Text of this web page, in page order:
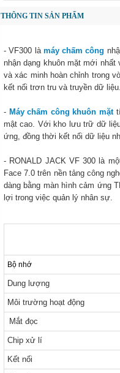
THÔNG TIN SẢN PHẨM
- VF300 là máy chấm công
nhận dạng khuôn mặt mới
và xác minh hoàn chỉnh trong
kết nối trơn tru và truyền dữ liệu.
- Máy chấm công khuôn mặt
mật cao. Với kho lưu trữ dữ
ứng, đồng thời kết nối dữ liệu
- RONALD JACK VF 300 là
Face 7.0 trên nền tảng công
dàng bằng màn hình cảm ứng
lợi trong việc quản lý nhân sự.
Bộ nhớ
Dung lượng
Môi trường hoạt động
Mắt đọc
Chip xử lí
Kết nối